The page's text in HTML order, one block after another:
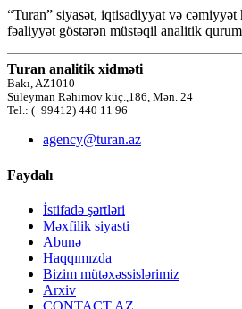
“Turan” siyasət, iqtisadiyyat və cəmiyyət
fəaliyyət göstərən müstəqil analitik
Turan analitik xidməti
Bakı, AZ1010
Süleyman Rəhimov küç.,186, Mən. 24
Tel.: (+99412) 440 11 96
agency@turan.az
Faydalı
İstifadə şərtləri
Məxfilik siyasti
Abunə
Haqqımızda
Bizim mütəxəssislərimiz
Arxiv
CONTACT AZ